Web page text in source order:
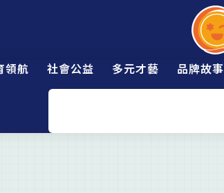
領航 社會公益 多元才藝 品牌故事